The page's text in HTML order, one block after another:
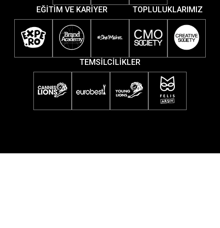
EĞİTİM VE KARİYER TOPLULUKLARIMIZ
TEMSİLCİLİKLER